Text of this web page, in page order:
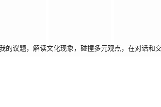
议题，解读文化现象，碰撞多元观点，在对话和